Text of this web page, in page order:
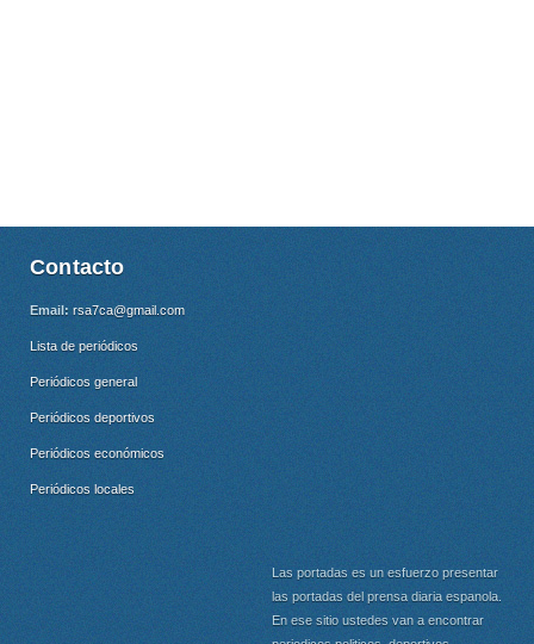
Contacto
Email: rsa7ca@gmail.com
Lista de periódicos
Periódicos general
Periódicos deportivos
Periódicos económicos
Periódicos locales
Las portadas es un esfuerzo presentar
las portadas del prensa diaria espanola.
En ese sitio ustedes van a encontrar